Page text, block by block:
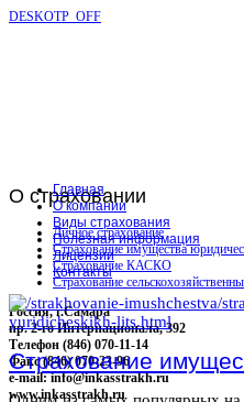
DESKOTP_OFF
О страховании
Личное страхование
Страхование имущества
Страхование КАСКО
Страхование
Россия, г.Самара
пр. 2-го Интернационала, 392
Телефон (846) 070-11-14
Факс (846) 070-23-96
e-mail: info@inkasstrakh.ru
www.inkasstrakh.ru
Главная
О компании
Виды страхования
Полезная информация
Лицензии
Контакты
Страхование